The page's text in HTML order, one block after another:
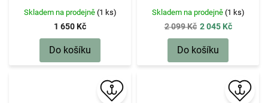
Skladem na prodejně (1 ks)
1 650 Kč
Do košíku
Skladem na prodejně (1 ks)
2 099 Kč 2 045 Kč
Do košíku